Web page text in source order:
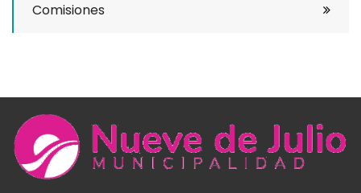
Comisiones